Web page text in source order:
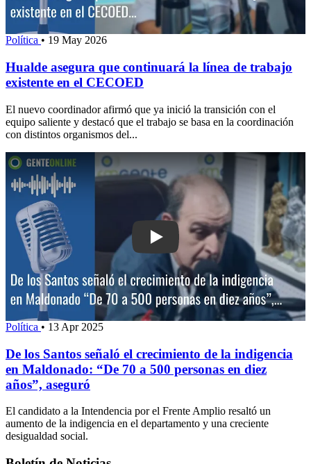
Política • 19 May 2026
Hualde asegura que continuará la línea de trabajo
existente en el CECOED
El nuevo coordinador afirmó que ya inició la transición con el
equipo saliente y destacó que el trabajo se basa en la coordinación
con distintos organismos del...
Play: De los Santos señaló el
Política • 13 Apr 2025
De los Santos señaló el crecimiento de la indigencia
en Maldonado: “De 70 a 500 personas en diez
años”, aseguró
El candidato a la Intendencia por el Frente Amplio resaltó un
aumento de la indigencia en el departamento y una creciente
desigualdad social.